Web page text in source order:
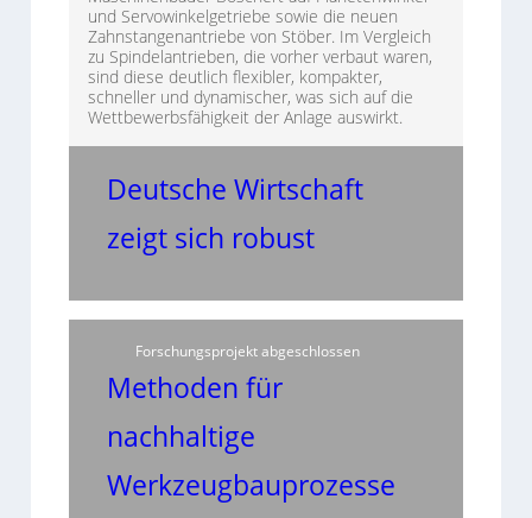
und Servowinkelgetriebe sowie die neuen
Zahnstangenantriebe von Stöber. Im Vergleich
zu Spindelantrieben, die vorher verbaut waren,
sind diese deutlich flexibler, kompakter,
schneller und dynamischer, was sich auf die
Wettbewerbsfähigkeit der Anlage auswirkt.
Deutsche Wirtschaft
zeigt sich robust
Forschungsprojekt abgeschlossen
Methoden für
nachhaltige
Werkzeugbauprozesse